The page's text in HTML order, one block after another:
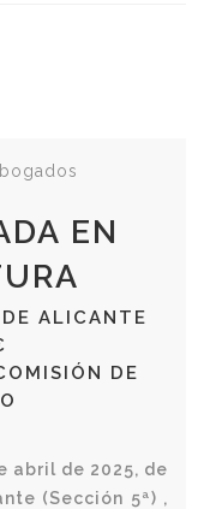
EN
ALICANTE
DE
abril de 2025, de
(Sección 5ª) ,